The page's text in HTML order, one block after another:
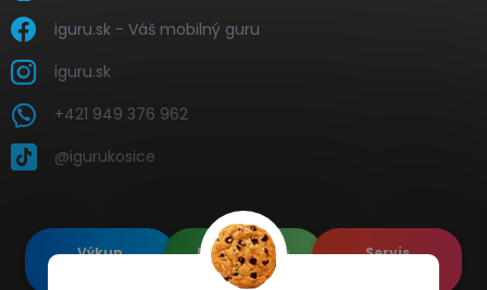
iguru.sk - Váš mobilný guru
iguru.sk
+421 949 376 962
@igurukosice
Výkup
Renovované
Apple's
Servis